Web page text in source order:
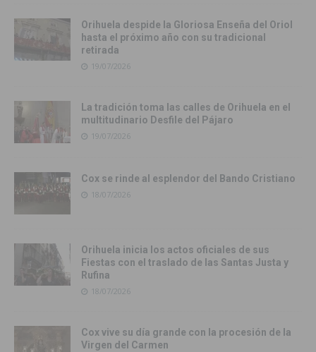
Orihuela despide la Gloriosa Enseña del Oriol
hasta el próximo año con su tradicional
retirada
19/07/2026
La tradición toma las calles de Orihuela en el
multitudinario Desfile del Pájaro
19/07/2026
Cox se rinde al esplendor del Bando Cristiano
18/07/2026
Orihuela inicia los actos oficiales de sus
Fiestas con el traslado de las Santas Justa y
Rufina
18/07/2026
Cox vive su día grande con la procesión de la
Virgen del Carmen